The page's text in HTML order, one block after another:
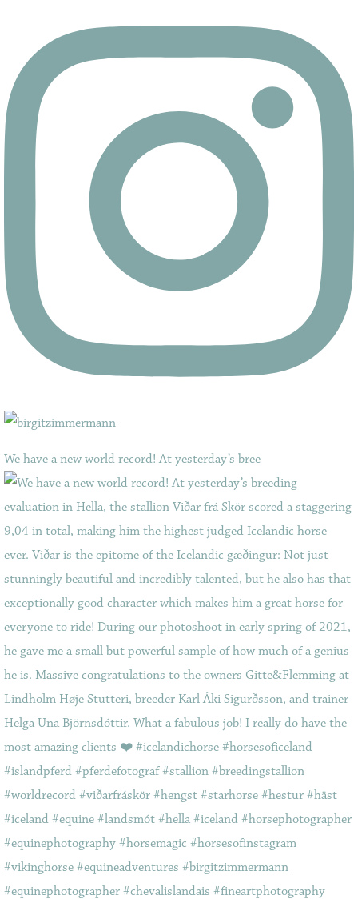
We have a new world record! At yesterday’s bree